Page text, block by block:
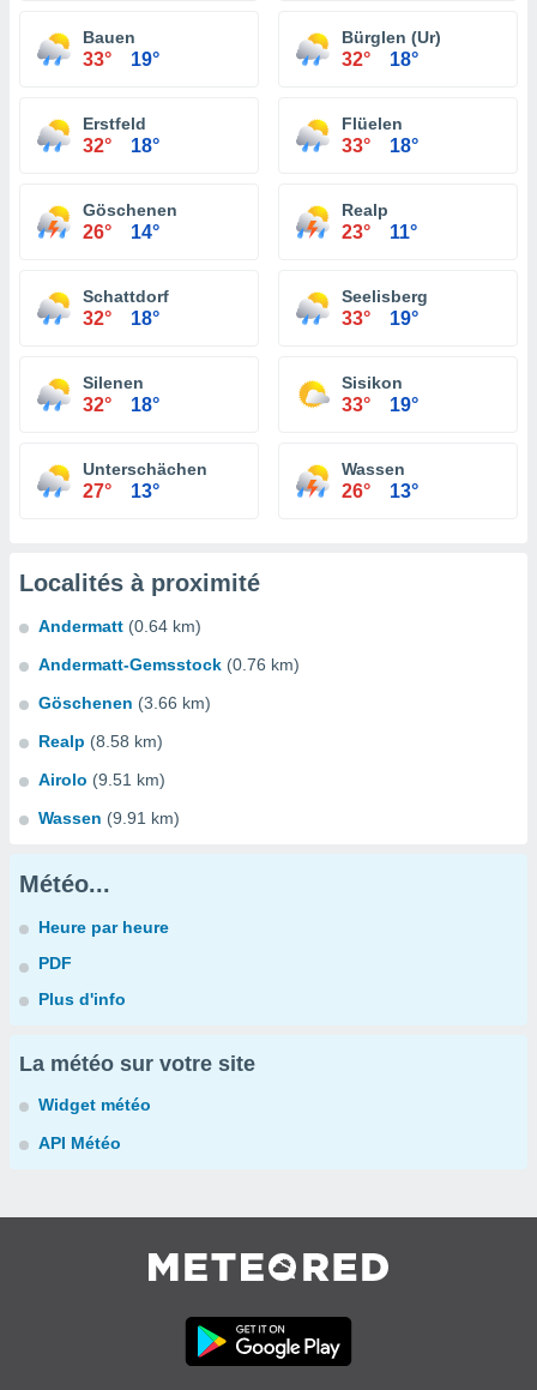
Bauen
33° 19°
Bürglen (Ur)
32° 18°
Erstfeld
32° 18°
Flüelen
33° 18°
Göschenen
26° 14°
Realp
23° 11°
Schattdorf
32° 18°
Seelisberg
33° 19°
Silenen
32° 18°
Sisikon
33° 19°
Unterschächen
27° 13°
Wassen
26° 13°
Localités à proximité
Andermatt (0.64 km)
Andermatt-Gemsstock (0.76 km)
Göschenen (3.66 km)
Realp (8.58 km)
Airolo (9.51 km)
Wassen (9.91 km)
Météo...
Heure par heure
PDF
Plus d'info
La météo sur votre site
Widget météo
API Météo